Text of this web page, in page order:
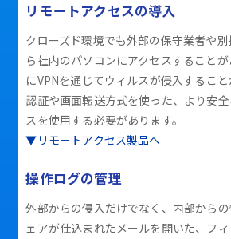
リモートアクセスの導入
クローズド環境でも外部の保守業者や
ら社内のパソコンにアクセスすること
にVPNを通じてウィルスが侵入するこ
認証や画面転送方式を使った、より安
スを使用する必要があります。
▼リモートアクセス製品へ
操作ログの管理
外部からの侵入だけでなく、内部から
ェアが仕込まれたメールを開いた、フ